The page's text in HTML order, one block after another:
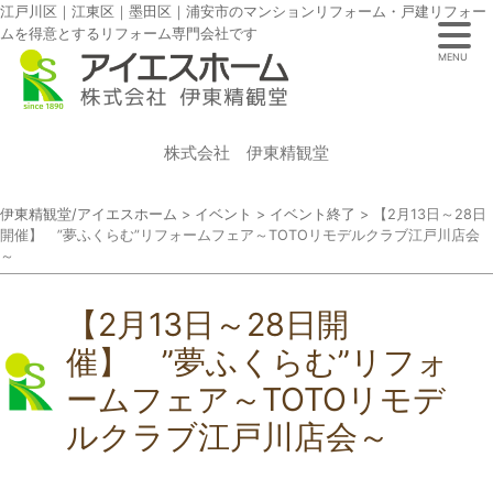
江戸川区｜江東区｜墨田区｜浦安市のマンションリフォーム・戸建リフォー
ムを得意とするリフォーム専門会社です
株式会社 伊東精観堂
伊東精観堂/アイエスホーム > イベント > イベント終了 >
【2月13日～28日
開催】 ”夢ふくらむ”リフォームフェア～TOTOリモデルクラブ江戸川店会
～
【2月13日～28日開
催】 ”夢ふくらむ”リフォ
ームフェア～TOTOリモデ
ルクラブ江戸川店会～
MENU